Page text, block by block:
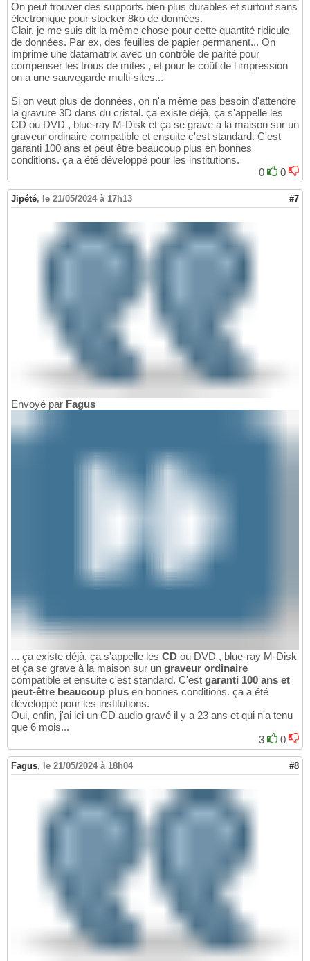
On peut trouver des supports bien plus durables et surtout sans
électronique pour stocker 8ko de données.
Clair, je me suis dit la même chose pour cette quantité ridicule
de données. Par ex, des feuilles de papier permanent... On
imprime une datamatrix avec un contrôle de parité pour
compenser les trous de mites , et pour le coût de l'impression
on a une sauvegarde multi-sites...
Si on veut plus de données, on n'a même pas besoin d'attendre
la gravure 3D dans du cristal. ça existe déjà, ça s'appelle les
CD ou DVD , blue-ray M-Disk et ça se grave à la maison sur un
graveur ordinaire compatible et ensuite c'est standard. C'est
garanti 100 ans et peut être beaucoup plus en bonnes
conditions. ça a été développé pour les institutions.
0
0
Jipété, le 21/05/2024 à 17h13 #7
Envoyé par Fagus
... ça existe déjà, ça s'appelle les CD ou DVD , blue-ray M-Disk
et ça se grave à la maison sur un graveur ordinaire
compatible et ensuite c'est standard. C'est garanti 100 ans et
peut-être beaucoup plus en bonnes conditions. ça a été
développé pour les institutions.
Oui, enfin, j'ai ici un CD audio gravé il y a 23 ans et qui n'a tenu
que 6 mois...
3
0
Fagus, le 21/05/2024 à 18h04 #8